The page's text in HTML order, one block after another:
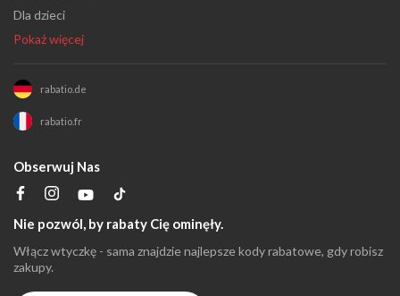
Dla dzieci
Pokaż więcej
rabatio.de
rabatio.fr
Obserwuj Nas
Nie pozwól, by rabaty Cię ominęły.
Włącz wtyczkę - sama znajdzie najlepsze kody rabatowe, gdy robisz
zakupy.